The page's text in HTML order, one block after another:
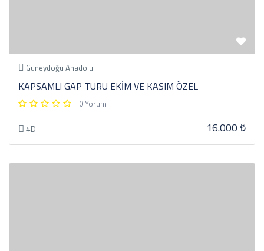
Güneydoğu Anadolu
KAPSAMLI GAP TURU EKİM VE KASIM ÖZEL
0 Yorum
4D 16.000 ₺